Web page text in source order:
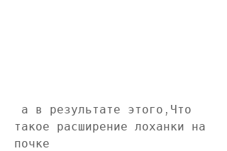
такое расширение лоханки на
почке